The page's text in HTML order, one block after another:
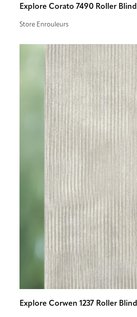
Explore Corato 7490 Roller Blind
Store Enrouleurs
Explore Corwen 1237 Roller Blind